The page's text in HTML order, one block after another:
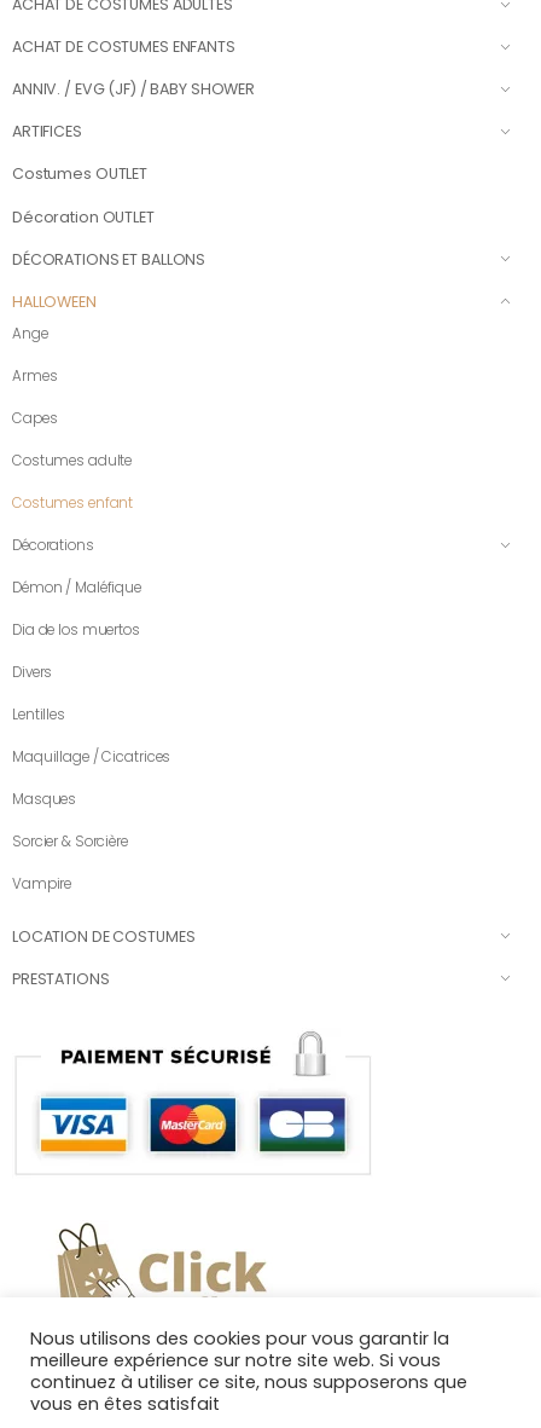
ACHAT DE COSTUMES ADULTES
ACHAT DE COSTUMES ENFANTS
ANNIV. / EVG (JF) / BABY SHOWER
ARTIFICES
Costumes OUTLET
Décoration OUTLET
DÉCORATIONS ET BALLONS
HALLOWEEN
Ange
Armes
Capes
Costumes adulte
Costumes enfant
Décorations
Démon / Maléfique
Dia de los muertos
Divers
Lentilles
Maquillage / Cicatrices
Masques
Sorcier & Sorcière
Vampire
LOCATION DE COSTUMES
PRESTATIONS
Nous utilisons des cookies pour vous garantir la
meilleure expérience sur notre site web. Si vous
continuez à utiliser ce site, nous supposerons que
vous en êtes satisfait